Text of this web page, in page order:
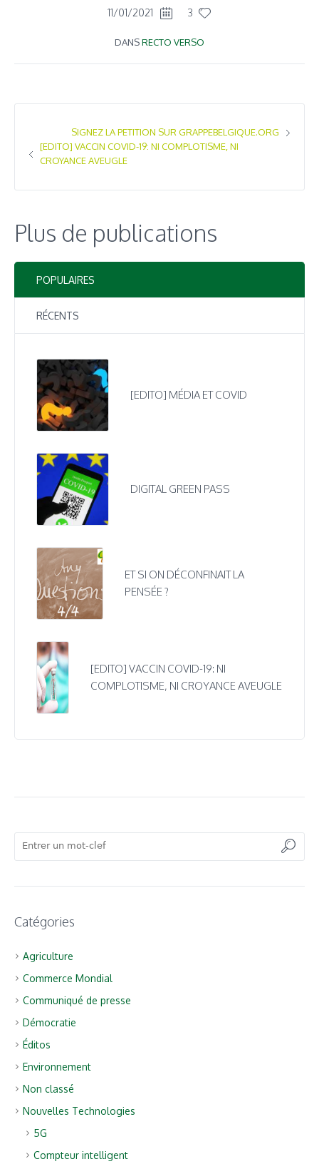
11/01/2021 3
DANSRECTO VERSO
SIGNEZ LA PETITION SUR GRAPPEBELGIQUE.ORG
[EDITO] VACCIN COVID-19: NI COMPLOTISME, NI
CROYANCE AVEUGLE
Plus de publications
POPULAIRES
RÉCENTS
[EDITO] MÉDIA ET COVID
DIGITAL GREEN PASS
ET SI ON DÉCONFINAIT LA
PENSÉE ?
[EDITO] VACCIN COVID-19: NI
COMPLOTISME, NI CROYANCE AVEUGLE
Catégories
Agriculture
Commerce Mondial
Communiqué de presse
Démocratie
Éditos
Environnement
Non classé
Nouvelles Technologies
5G
Compteur intelligent